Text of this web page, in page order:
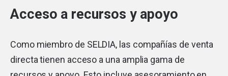
Acceso a recursos y apoyo
Como miembro de SELDIA, las compañías de venta
directa tienen acceso a una amplia gama de